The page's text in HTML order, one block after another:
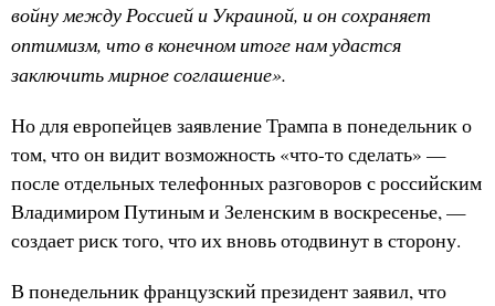
войну между Россией и Украиной, и он сохраняет
оптимизм, что в конечном итоге нам удастся
заключить мирное соглашение».
Но для европейцев заявление Трампа в понедельник о
том, что он видит возможность «что-то сделать» —
после отдельных телефонных разговоров с российским
Владимиром Путиным и Зеленским в воскресенье, —
создает риск того, что их вновь отодвинут в сторону.
В понедельник французский президент заявил, что